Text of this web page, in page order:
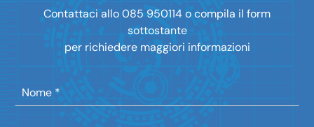
Contattaci allo 085 950114 o compila il form
sottostante
per richiedere maggiori informazioni